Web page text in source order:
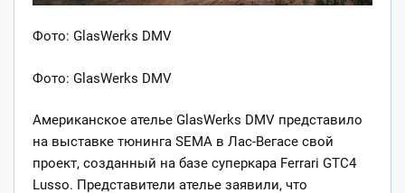
Фото: GlasWerks DMV
Фото: GlasWerks DMV
Американское ателье GlasWerks DMV представило
на выставке тюнинга SEMA в Лас-Вегасе свой
проект, созданный на базе суперкара Ferrari GTC4
Lusso. Представители ателье заявили, что